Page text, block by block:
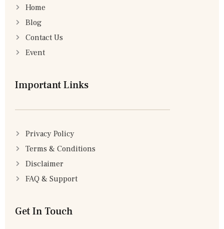
Home
Blog
Contact Us
Event
Important Links
Privacy Policy
Terms & Conditions
Disclaimer
FAQ & Support
Get In Touch